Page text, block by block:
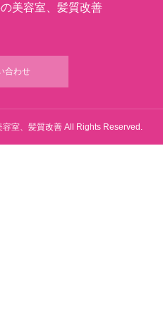
美容室、髪質改善
合わせ
室、髪質改善 All Rights Reserved.